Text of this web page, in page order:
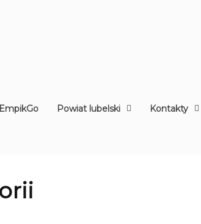
EmpikGo Powiat lubelski Kontakty